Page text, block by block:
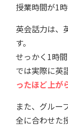
授業時間が1時
英会話力は、
す。
せっかく1時
では実際に英
ったほど上が
また、グルー
全に合わせた